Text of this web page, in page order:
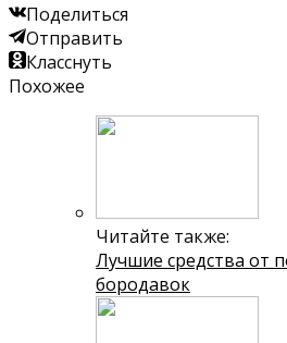
Поделиться
Отправить
Класснуть
Похожее
Читайте также:
Лучшие средства от
бородавок